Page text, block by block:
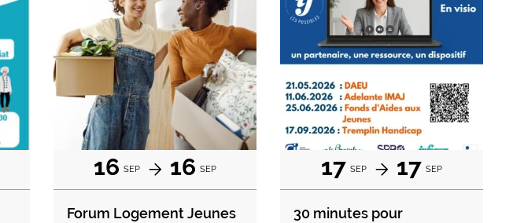
16 SEP 16 SEP
Forum Logement Jeunes
17 SEP 17 SEP
30 minutes pour